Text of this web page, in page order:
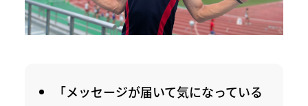
「メッセージが届いて気になっている